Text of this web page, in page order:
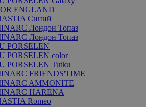
ENGLAND
Синий
Лондон Топаз
Лондон Топаз
PORSELEN
PORSELEN color
PORSELEN Tutku
FRIENDS'TIME
AMMONITE
HARENA
Romeo